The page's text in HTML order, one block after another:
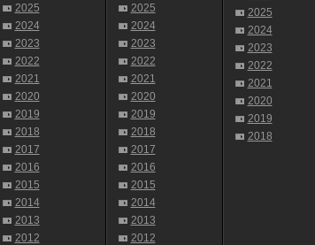
2025
2024
2023
2022
2021
2020
2019
2018
2017
2016
2015
2014
2013
2012
2025
2024
2023
2022
2021
2020
2019
2018
2017
2016
2015
2014
2013
2012
2025
2024
2023
2022
2021
2020
2019
2018